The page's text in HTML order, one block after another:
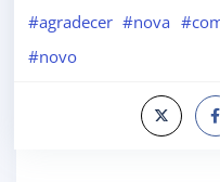
#agradecer #nova
#novo